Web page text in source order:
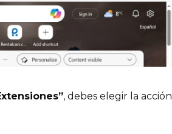
, debes elegir la acción